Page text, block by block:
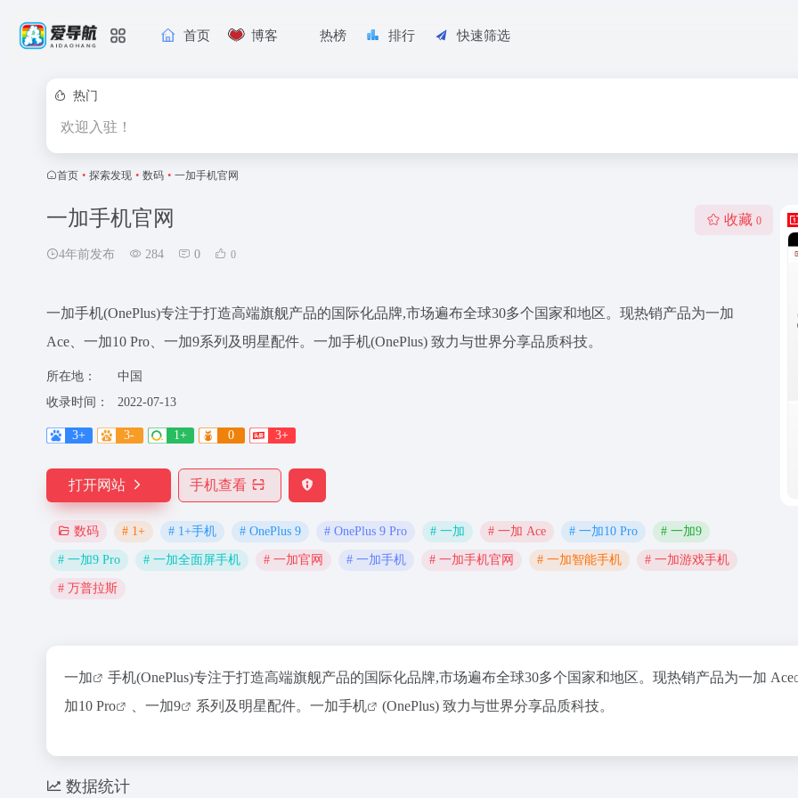
首页 博客 热榜 排行 快速筛选
热门
欢迎入驻！
首页 • 探索发现 • 数码 • 一加手机官网
一加手机官网
4年前发布 284 0 0
收藏 0
一加手机(OnePlus)专注于打造高端旗舰产品的国际化品牌,市场遍布全球30多个国家和地区。现热销产品为一加
Ace、一加10 Pro、一加9系列及明星配件。一加手机(OnePlus) 致力与世界分享品质科技。
所在地：
中国
收录时间：
2022-07-13
3+ 3- 1+ 0 3+
打开网站 手机查看
数码 # 1+ # 1+手机 # OnePlus 9 # OnePlus 9 Pro # 一加 # 一加 Ace # 一加10 Pro # 一加9
# 一加9 Pro # 一加全面屏手机 # 一加官网 # 一加手机 # 一加手机官网 # 一加智能手机 # 一加游戏手机
# 万普拉斯
一加 手机(OnePlus)专注于打造高端旗舰产品的国际化品牌,市场遍布全球30多个国家和地区。现热销产品为一加 Ace
加10 Pro
一加9 系列及明星配件。 一加手机 (OnePlus) 致力与世界分享品质科技。
数据统计